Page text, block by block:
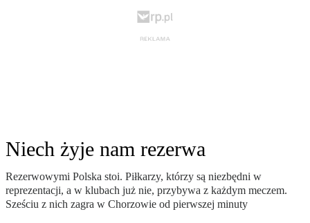
Niech żyje nam rezerwa
Rezerwowymi Polska stoi. Piłkarzy, którzy są niezbędni w
reprezentacji, a w klubach już nie, przybywa z każdym meczem.
Sześciu z nich zagra w Chorzowie od pierwszej minuty